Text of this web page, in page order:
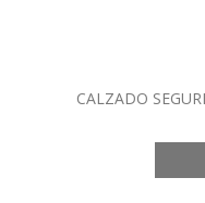
CALZADO